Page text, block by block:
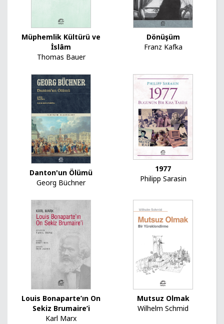
Müphemlik Kültürü ve
İslâm
Thomas Bauer
Dönüşüm
Franz Kafka
Danton'un Ölümü
Georg Büchner
1977
Philipp Sarasin
Louis Bonaparte’ın On
Sekiz Brumaire’i
Karl Marx
Mutsuz Olmak
Wilhelm Schmid